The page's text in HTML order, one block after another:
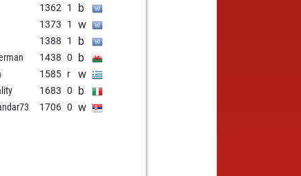
1362 1 b
1373 1 w
1388 1 b
1438 0 b
1585 r w
1683 0 b
1706 0 w